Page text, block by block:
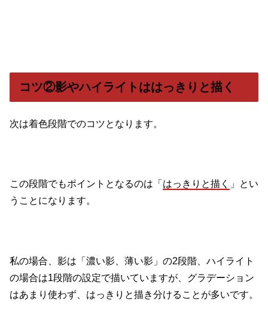
コツ②影やハイライトははっきりと描く
次は着色段階でのコツとなります。
この段階でもポイントとなるのは「 はっきりと描く
」とい
うことになります。
私の場合、影は「濃い影、薄い影」の2段階、ハイライト
の場合は1段階の設定で描いていますが、グラデーション
はあまり使わず、はっきりと描き分けることが多いです。